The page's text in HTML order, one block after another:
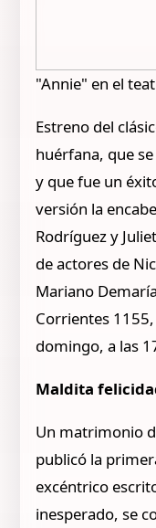
"Annie" en el
Estreno del
huérfana, que
y que fue un
versión la
Rodríguez y
de actores de
Mariano
Corrientes
domingo, a las
Maldita
Un matrimonio
publicó la
excéntrico
inesperado, se